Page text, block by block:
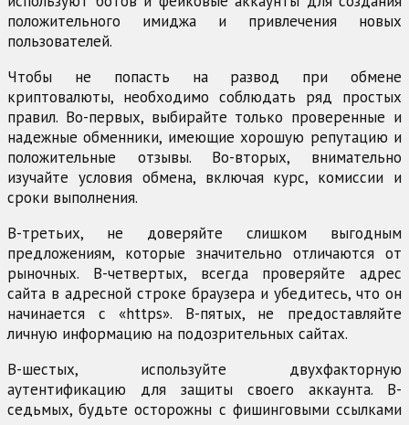
положительного имиджа и привлечения новых
пользователей.
Чтобы не попасть на развод при обмене
криптовалюты, необходимо соблюдать ряд простых
правил. Во-первых, выбирайте только проверенные и
надежные обменники, имеющие хорошую репутацию и
положительные отзывы. Во-вторых, внимательно
изучайте условия обмена, включая курс, комиссии и
сроки выполнения.
В-третьих, не доверяйте слишком выгодным
предложениям, которые значительно отличаются от
рыночных. В-четвертых, всегда проверяйте адрес
сайта в адресной строке браузера и убедитесь, что он
начинается с «https». В-пятых, не предоставляйте
личную информацию на подозрительных сайтах.
В-шестых, используйте двухфакторную
аутентификацию для защиты своего аккаунта. В-
седьмых, будьте осторожны с фишинговыми ссылками